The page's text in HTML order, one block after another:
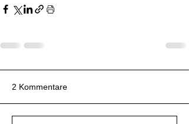
2 Kommentare